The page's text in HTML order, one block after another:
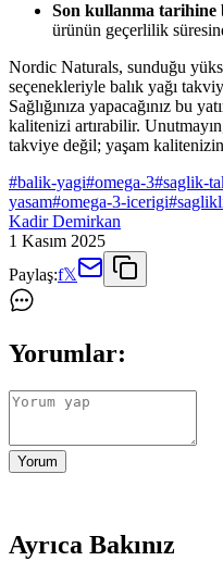
Son kullanma tarihine
ürünün geçerlilik
Nordic Naturals, sunduğu
seçenekleriyle balık yağı
Sağlığınıza yapacağınız bu
kalitenizi artırabilir.
takviye değil; yaşam kalitenizin
#balik-yagi#omega-3#saglik-
yasam#omega-3-icerigi#
Kadir Demirkan
1 Kasım 2025
Paylaş:f𝕏
Yorumlar:
Yorum
Ayrıca Bakınız